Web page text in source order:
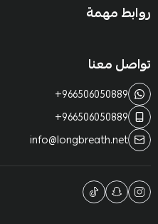
روابط مهمة
تواصل معنا
+966506050889
+966506050889
info@longbreath.net